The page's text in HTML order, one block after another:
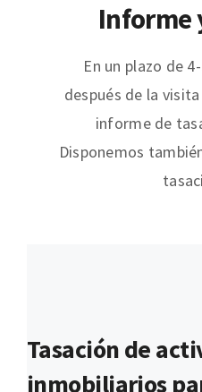
Informe
En un plazo de
después de la
informe de
Disponemos
Tasación de
inmobiliarios